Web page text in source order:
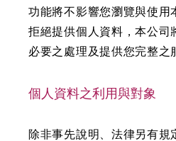
功能將不影響您瀏覽與使用
拒絕提供個人資料，本公司
必要之處理及提供您完整之
個人資料之利用與對象
除非事先說明、法律另有規